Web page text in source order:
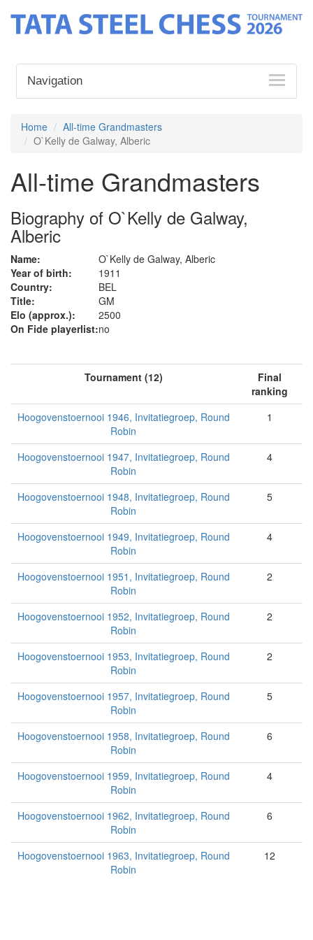
Navigation
Home
All-time Grandmasters
O`Kelly de Galway, Alberic
All-time Grandmasters
Biography of O`Kelly de Galway,
Alberic
Name:
O`Kelly de Galway, Alberic
Year of birth:
1911
Country:
BEL
Title:
GM
Elo (approx.):
2500
On Fide playerlist:no
Tournament (12)
Final
ranking
Hoogovenstoernooi 1946, Invitatiegroep, Round
Robin
1
Hoogovenstoernooi 1947, Invitatiegroep, Round
Robin
4
Hoogovenstoernooi 1948, Invitatiegroep, Round
Robin
5
Hoogovenstoernooi 1949, Invitatiegroep, Round
Robin
4
Hoogovenstoernooi 1951, Invitatiegroep, Round
Robin
2
Hoogovenstoernooi 1952, Invitatiegroep, Round
Robin
2
Hoogovenstoernooi 1953, Invitatiegroep, Round
Robin
2
Hoogovenstoernooi 1957, Invitatiegroep, Round
Robin
5
Hoogovenstoernooi 1958, Invitatiegroep, Round
Robin
6
Hoogovenstoernooi 1959, Invitatiegroep, Round
Robin
4
Hoogovenstoernooi 1962, Invitatiegroep, Round
Robin
6
Hoogovenstoernooi 1963, Invitatiegroep, Round
Robin
12